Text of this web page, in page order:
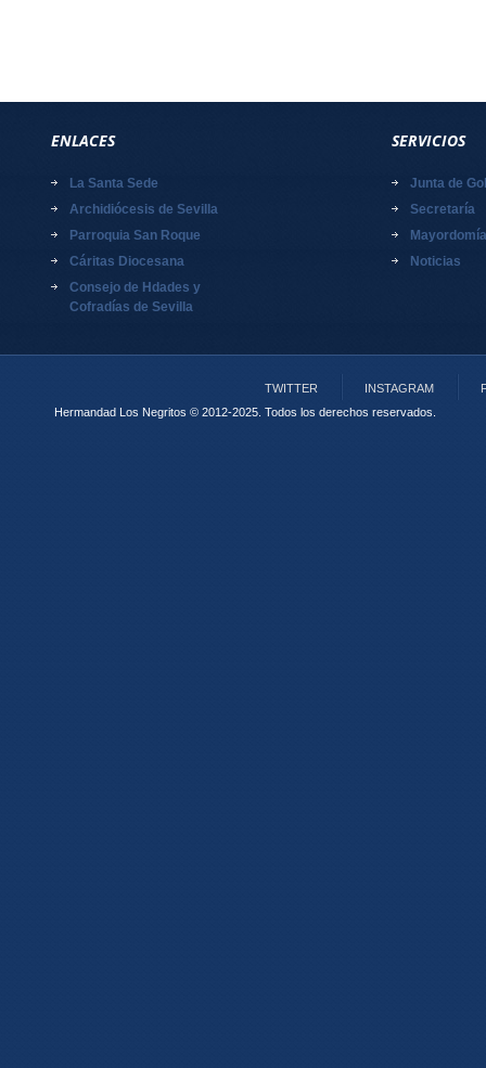
ENLACES
La Santa Sede
Archidiócesis de Sevilla
Parroquia San Roque
Cáritas Diocesana
Consejo de Hdades y
Cofradías de Sevilla
SERVICIOS
Junta de
Secretaría
Mayordomía
Noticias
TWITTER INSTAGRAM
Hermandad Los Negritos © 2012-2025. Todos los derechos reservados.